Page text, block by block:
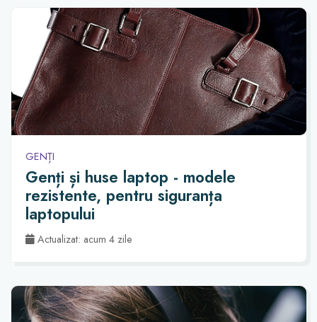
GENȚI
Genți și huse laptop - modele
rezistente, pentru siguranța
laptopului
Actualizat: acum 4 zile